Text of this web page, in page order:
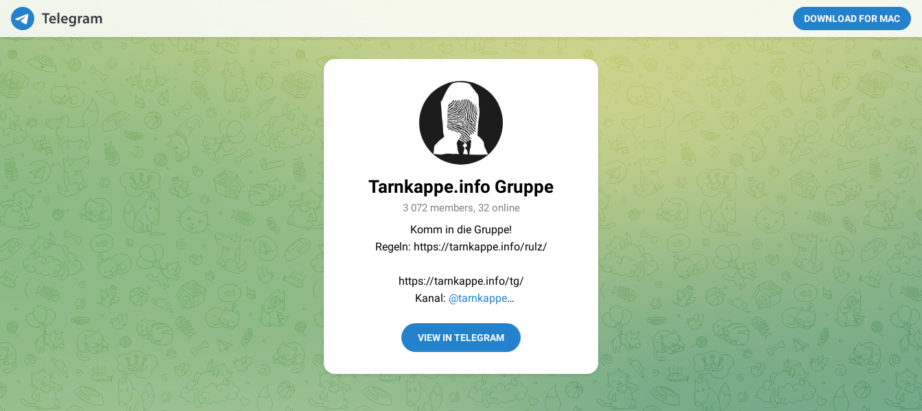
DOWNLOAD FOR MAC
Tarnkappe.info Gruppe
3 072 members, 32 online
Komm in die Gruppe!
Regeln: https://tarnkappe.info/rulz/
https://tarnkappe.info/tg/
Kanal: @tarnkappe
Best of:@bestoftarnkappe
VIEW IN TELEGRAM